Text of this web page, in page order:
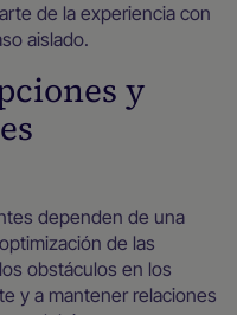
de la experiencia con
aislado.
y
dependen de una
de las
obstáculos en los
y a mantener relaciones